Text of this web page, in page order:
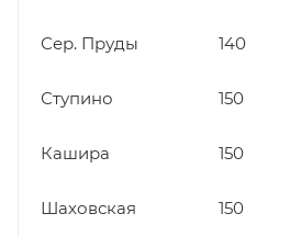
Сер. Пруды 140
Ступино 150
Кашира 150
Шаховская 150